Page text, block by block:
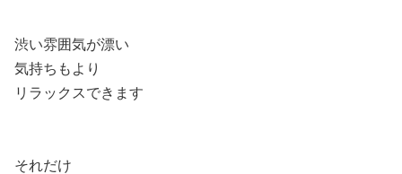
渋い雰囲気が漂い
気持ちもより
リラックスできます
それだけ